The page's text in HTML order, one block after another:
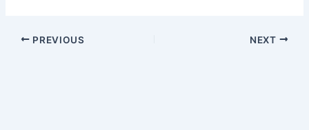
PREVIOUS NEXT